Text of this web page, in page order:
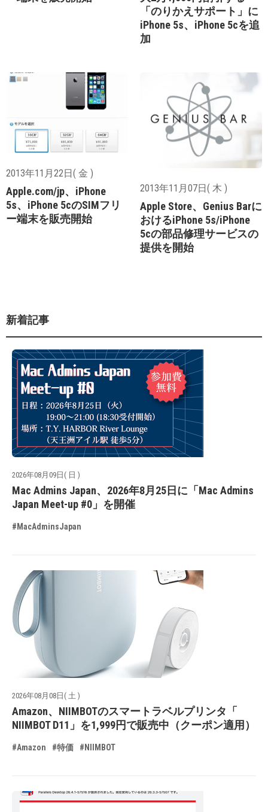
「のりかえサポート」に
iPhone 5s、iPhone 5cを追
加
2013年11月22日( 金 )
Apple.com/jp、iPhone
5s、iPhone 5cのSIMフリ
ー端末を販売開始
2013年11月07日( 木 )
Apple Store、Genius Barに
おけるiPhone 5s/iPhone
5cの部品修理サービスの
提供を開始
新着記事
2026年08月09日( 日 )
Mac Admins Japan、2026年8月25日に「Mac Admins
Japan Meet-up #0」を開催
#MacAdminsJapan
2026年08月08日( 土 )
Amazon、NIIMBOTのスマートラベルプリンタ「
NIIMBOT D11」を1,999円で販売中（クーポン適用）
#Amazon #特価 #NIIMBOT